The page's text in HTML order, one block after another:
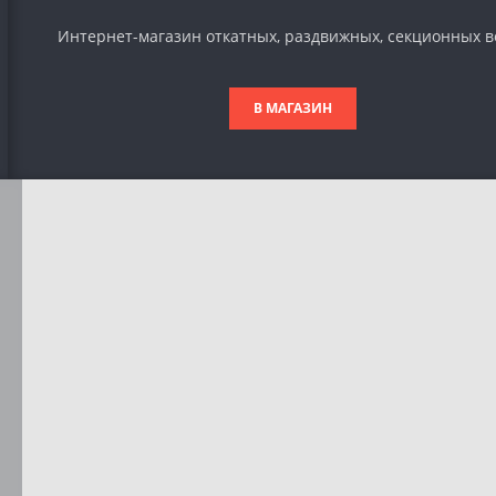
Интернет-магазин откатных, раздвижных, секционных
В МАГАЗИН